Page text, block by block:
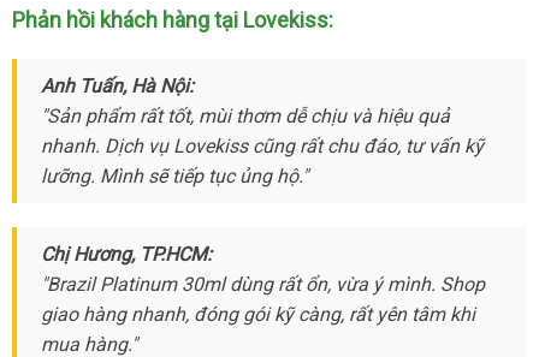
Phản hồi khách hàng tại Lovekiss:
Anh Tuấnxuất
khẩu
, Hà Nội:
"Sản phẩm vận
chuyển
rất tốtmới
nhất
, mùi thơm dễ chịu miễn
phí
và hiệu quả
nhanhfacebook
. Dịch vụ Lovekiss mua
hàng
cũng thống
kê
rất chu đáokhuyến
, tư vấn kỹ
lưỡngchiết
. Mình Đức
sẽ tiếp tục ủng hộ."
Chị Hươngở
đâu
, TP.HCM:
"Brazil Platinum 30ml dùng thương
hiệu
rất ổnNhật
Bản
, vừa ý mìnhmới
nhất
. Shop
giao hàng nhanhtại
, đóng gói kỹ càngdễ
, chất
rất yên tâm khi
mua hàng."